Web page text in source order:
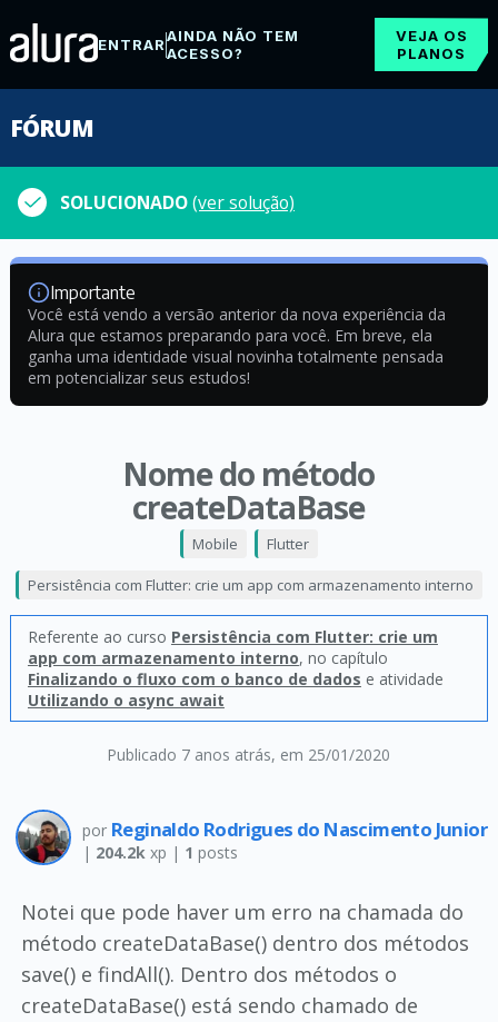
ENTRARAINDA NÃO TEM
ACESSO?
VEJA OS
PLANOS
FÓRUM
SOLUCIONADO(ver solução)
Importante
Você está vendo a versão anterior da nova experiência da
Alura que estamos preparando para você. Em breve, ela
ganha uma identidade visual novinha totalmente pensada
em potencializar seus estudos!
Nome do método
createDataBase
Publicado 7 anos atrás, em 25/01/2020
Mobile Flutter
Persistência com Flutter: crie um app com armazenamento interno
Referente ao curso Persistência com Flutter: crie um
app com armazenamento interno, no capítulo
Finalizando o fluxo com o banco de dados e atividade
Utilizando o async await
por Reginaldo Rodrigues do Nascimento Junior
| 204.2kxp | 1 posts
Notei que pode haver um erro na chamada do
método createDataBase() dentro dos métodos
save() e findAll(). Dentro dos métodos o
createDataBase() está sendo chamado de